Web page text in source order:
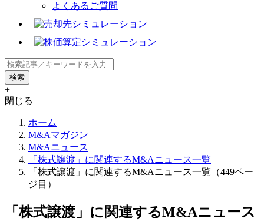
よくあるご質問
+
閉じる
ホーム
M&Aマガジン
M&Aニュース
「株式譲渡」に関連するM&Aニュース一覧
「株式譲渡」に関連するM&Aニュース一覧（449ペー
ジ目）
「株式譲渡」に関連するM&Aニュース